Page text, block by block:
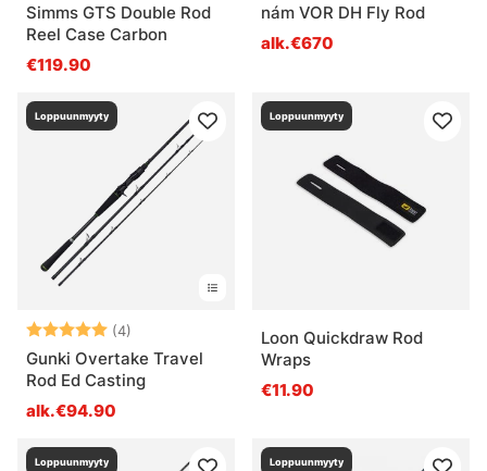
Simms GTS Double Rod
Reel Case Carbon
€119.90
nám VOR DH Fly Rod
alk.€670
Loppuunmyyty
Arvio: (4)
5.0 5:sta tähdestä
Gunki Overtake Travel
Rod Ed Casting
alk.€94.90
Loppuunmyyty
Loon Quickdraw Rod
Wraps
€11.90
Loppuunmyyty Loppuunmyyty